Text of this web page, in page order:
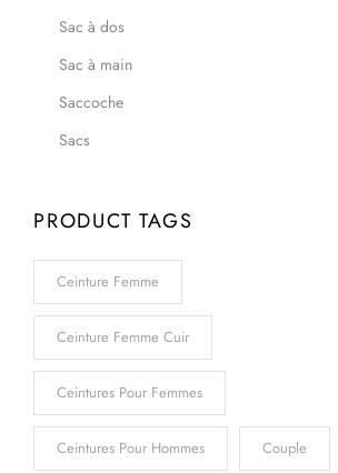
Sac à dos
Sac à main
Saccoche
Sacs
PRODUCT TAGS
Ceinture Femme
Ceinture Femme Cuir
Ceintures Pour Femmes
Ceintures Pour Hommes Couple